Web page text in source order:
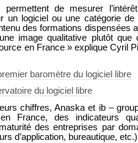
permettent de mesurer
un logiciel ou une catégorie
des formations dispensées
image qualitative plutôt
en France » explique Cyril
baromètre du logiciel libre
du logiciel libre
chiffres, Anaska et ib –
France, des indicateurs
des entreprises par
d’application, bureautique,